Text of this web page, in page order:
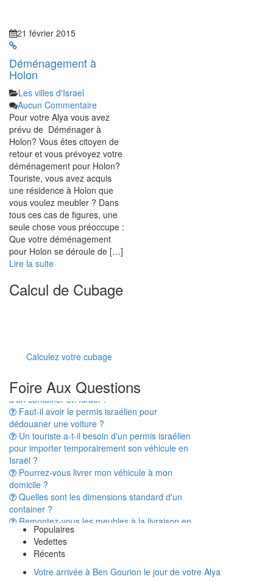
21 février 2015
Déménagement à
Holon
Les villes d'Israel
Aucun Commentaire
Pour votre Alya vous avez
prévu de Déménager à
Holon? Vous êtes citoyen de
retour et vous prévoyez votre
déménagement pour Holon?
Touriste, vous avez acquis
une résidence à Holon que
vous voulez meubler ? Dans
tous ces cas de figures, une
seule chose vous préoccupe :
Que votre déménagement
pour Holon se déroule de […]
Lire la suite
Calcul de Cubage
Calculez votre cubage
Foire Aux Questions
d'un container en Israël ?
Faut-il avoir le permis israélien pour
dédouaner une voiture ?
Un touriste a-t-il besoin d'un permis israélien
pour importer temporairement son véhicule en
Israël ?
Pourrez-vous livrer mon véhicule à mon
domicile ?
Quelles sont les dimensions standard d'un
container ?
Remontez-vous les meubles à la livraison en
Israël ?
A t'on vraiment besoin d'avoir une Téoudat
Zéouth pour dédouaner son déménagement
en Israël ?
Combien de temps prend le transport d'un
Populaires
Vedettes
Récents
Votre arrivée à Ben Gourion le jour de votre Alya